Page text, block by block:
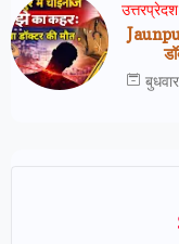
उत्तरप्रेदश